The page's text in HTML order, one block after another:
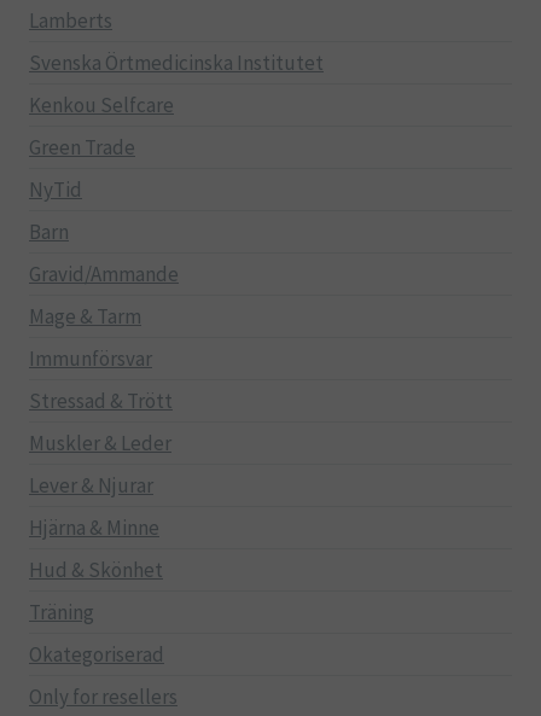
Lamberts
Svenska Örtmedicinska Institutet
Kenkou Selfcare
Green Trade
NyTid
Barn
Gravid/Ammande
Mage & Tarm
Immunförsvar
Stressad & Trött
Muskler & Leder
Lever & Njurar
Hjärna & Minne
Hud & Skönhet
Träning
Okategoriserad
Only for resellers